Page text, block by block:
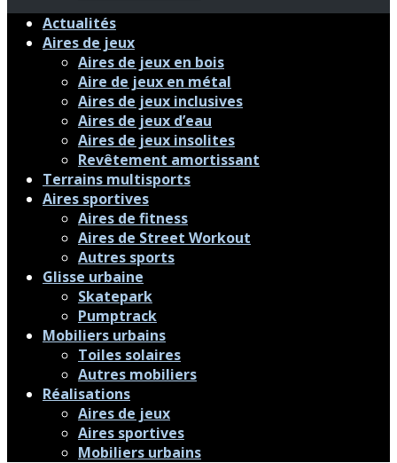
Actualités
Aires de jeux
Aires de jeux en bois
Aire de jeux en métal
Aires de jeux inclusives
Aires de jeux d’eau
Aires de jeux insolites
Revêtement amortissant
Terrains multisports
Aires sportives
Aires de fitness
Aires de Street Workout
Autres sports
Glisse urbaine
Skatepark
Pumptrack
Mobiliers urbains
Toiles solaires
Autres mobiliers
Réalisations
Aires de jeux
Aires sportives
Mobiliers urbains